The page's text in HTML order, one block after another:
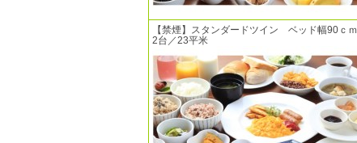
【禁煙】スタンダードツイン ベッド幅90ｃｍ
2台／23平米